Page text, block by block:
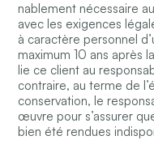
nablement nécessaire
avec les exigences
à caractère personnel
maximum 10 ans après
lie ce client au
contraire, au terme de
conservation, le
œuvre pour s’assurer
bien été rendues